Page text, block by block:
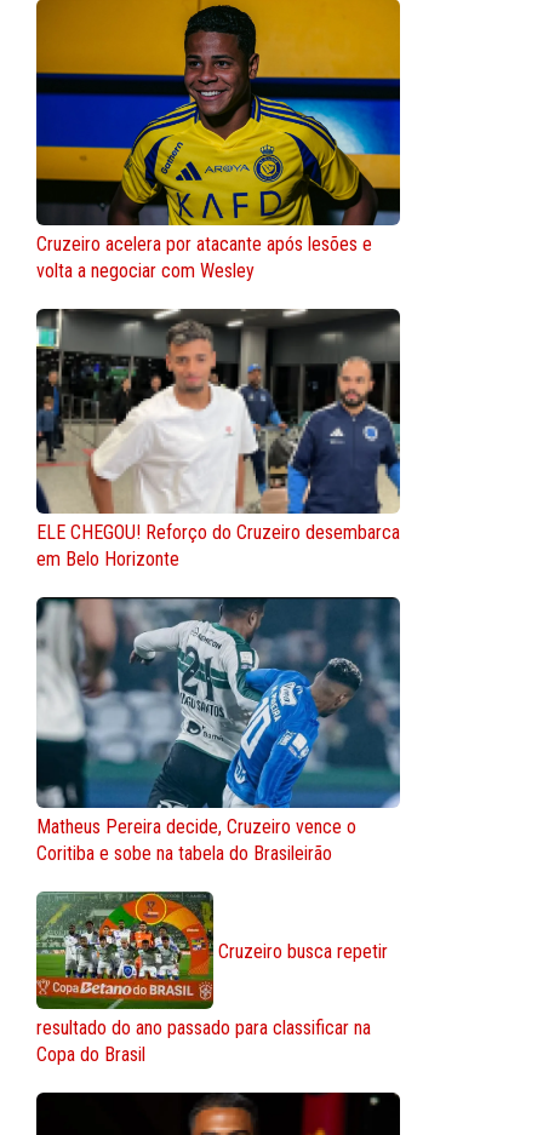
Cruzeiro acelera por atacante após lesões e
volta a negociar com Wesley
ELE CHEGOU! Reforço do Cruzeiro desembarca
em Belo Horizonte
Matheus Pereira decide, Cruzeiro vence o
Coritiba e sobe na tabela do Brasileirão
Cruzeiro busca repetir
resultado do ano passado para classificar na
Copa do Brasil